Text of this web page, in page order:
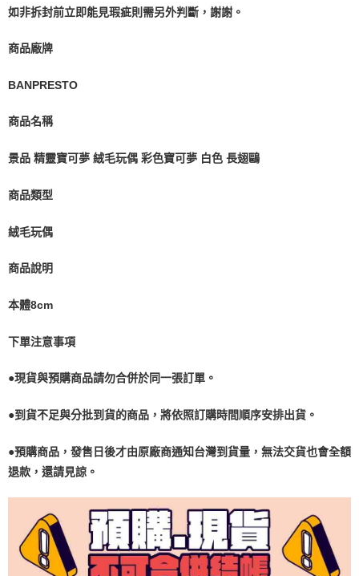
資料（包含姓名、電話或地址）提供予台灣大哥大進項蒐集、處理及利用，
由本公司與您本人進行分期帳單所需資料之確認、核對及更正。
預購-宅配(離島)(舊)
免運費
如非拆封前立即能見瑕疵則需另外判斷，謝謝。
商品廠牌
BANPRESTO
商品名稱
景品 精靈寶可夢 絨毛玩偶 彩色寶可夢 白色 長翅鷗
商品類型
絨毛玩偶
商品說明
本體8cm
下單注意事項
●現貨與預購商品請勿合併於同一張訂單。
●到貨不足與分批到貨的商品，將依照訂購時間順序安排出貨。
●預購商品，發售日後才由原廠商通知台灣到貨量，無法交貨也會全額
退款，還請見諒。